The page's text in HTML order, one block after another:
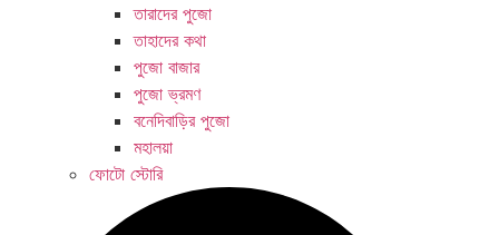
তারাদের পুজো
তাহাদের কথা
পুজো বাজার
পুজো ভ্রমণ
বনেদিবাড়ির পুজো
মহালয়া
ফোটো স্টোরি